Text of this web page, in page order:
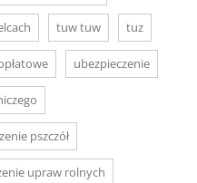
tuw tuw tuz
ubezpieczenie
pszczół
upraw rolnych